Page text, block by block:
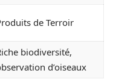
de Terroir
biodiversité,
d’oiseaux